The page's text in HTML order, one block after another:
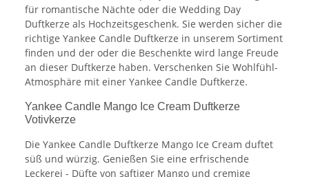
für romantische Nächte oder die Wedding Day
Duftkerze als Hochzeitsgeschenk. Sie werden sicher die
richtige Yankee Candle Duftkerze in unserem Sortiment
finden und der oder die Beschenkte wird lange Freude
an dieser Duftkerze haben. Verschenken Sie Wohlfühl-
Atmosphäre mit einer Yankee Candle Duftkerze.
Yankee Candle Mango Ice Cream Duftkerze
Votivkerze
Die Yankee Candle Duftkerze Mango Ice Cream duftet
süß und würzig. Genießen Sie eine erfrischende
Leckerei - Düfte von saftiger Mango und cremige